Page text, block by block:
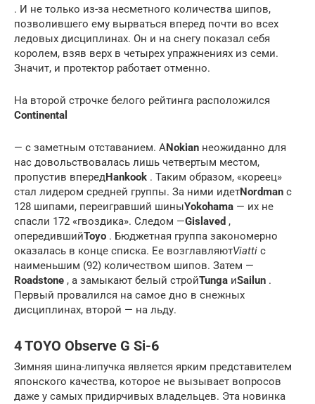
. И не только из-за несметного количества шипов,
позволившего ему вырваться вперед почти во всех
ледовых дисциплинах. Он и на снегу показал себя
королем, взяв верх в четырех упражнениях из семи.
Значит, и протектор работает отменно.
На второй строчке белого рейтинга расположился
Continental
— с заметным отставанием. АNokian неожиданно для
нас довольствовалась лишь четвертым местом,
пропустив впередHankook . Таким образом, «кореец»
стал лидером средней группы. За ними идетNordman с
128 шипами, переигравший шиныYokohama — их не
спасли 172 «гвоздика». Следом —Gislaved ,
опередившийToyo . Бюджетная группа закономерно
оказалась в конце списка. Ее возглавляютViatti с
наименьшим (92) количеством шипов. Затем —
Roadstone , а замыкают белый стройTunga иSailun .
Первый провалился на самое дно в снежных
дисциплинах, второй — на льду.
4 TOYO Observe G Si-6
Зимняя шина-липучка является ярким представителем
японского качества, которое не вызывает вопросов
даже у самых придирчивых владельцев. Эта новинка